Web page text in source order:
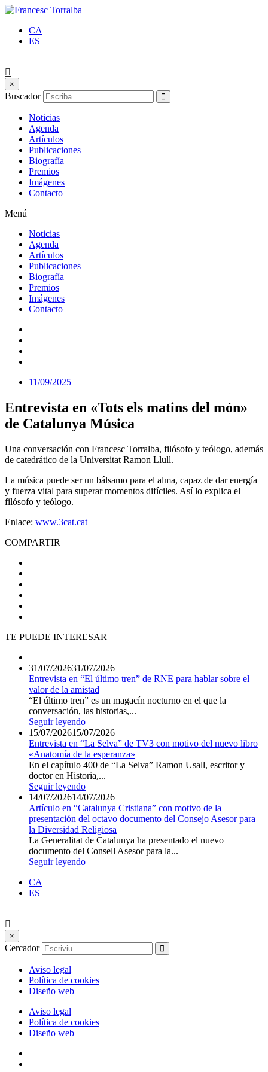
CA
ES
×
Buscador
Noticias
Agenda
Artículos
Publicaciones
Biografía
Premios
Imágenes
Contacto
Menú
Noticias
Agenda
Artículos
Publicaciones
Biografía
Premios
Imágenes
Contacto
11/09/2025
Entrevista en «Tots els matins del món»
de Catalunya Música
Una conversación con Francesc Torralba, filósofo y teólogo, además
de catedrático de la Universitat Ramon Llull.
La música puede ser un bálsamo para el alma, capaz de dar energía
y fuerza vital para superar momentos difíciles. Así lo explica el
filósofo y teólogo.
Enlace: www.3cat.cat
COMPARTIR
TE PUEDE INTERESAR
31/07/202631/07/2026
Entrevista en “El último tren” de RNE para hablar sobre el
valor de la amistad
“El último tren” es un magacín nocturno en el que la
conversación, las historias,...
Seguir leyendo
15/07/202615/07/2026
Entrevista en “La Selva” de TV3 con motivo del nuevo libro
«Anatomía de la esperanza»
En el capítulo 400 de “La Selva” Ramon Usall, escritor y
doctor en Historia,...
Seguir leyendo
14/07/202614/07/2026
Artículo en “Catalunya Cristiana” con motivo de la
presentación del octavo documento del Consejo Asesor para
la Diversidad Religiosa
La Generalitat de Catalunya ha presentado el nuevo
documento del Consell Asesor para la...
Seguir leyendo
CA
ES
×
Cercador
Aviso legal
Política de cookies
Diseño web
Aviso legal
Política de cookies
Diseño web